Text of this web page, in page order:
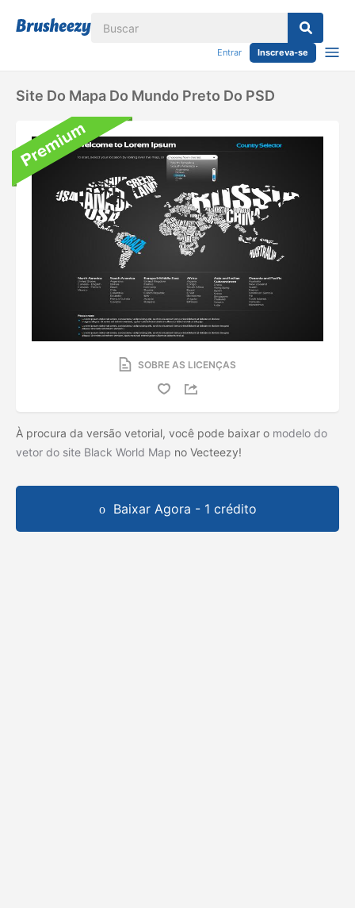
Entrar Inscreva-se
Site Do Mapa Do Mundo Preto Do PSD
SOBRE AS LICENÇAS
À procura da versão vetorial, você pode baixar o modelo do
vetor do site Black World Map no Vecteezy!
Baixar Agora - 1 crédito